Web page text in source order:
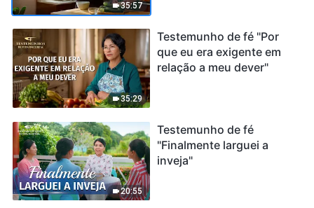
35:57
35:29
Testemunho de fé "Por
que eu era exigente em
relação a meu dever"
20:55
Testemunho de fé
"Finalmente larguei a
inveja"